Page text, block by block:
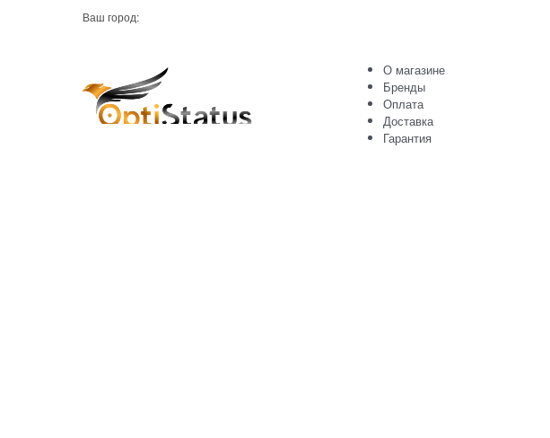
Ваш город:
О магазине
Бренды
Оплата
Доставка
Гарантия